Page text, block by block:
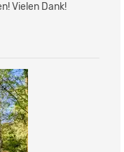
Vielen Dank!